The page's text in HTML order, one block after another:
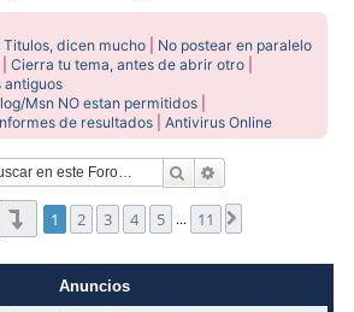
Titulos, dicen mucho
No postear en paralelo
|Cierra tu tema, antes de abrir otro
antiguos
Msn NO estan permitidos
de resultados |Antivirus Online
Buscar
Página1de11
1 2 3 4 5 … 11
Anuncios